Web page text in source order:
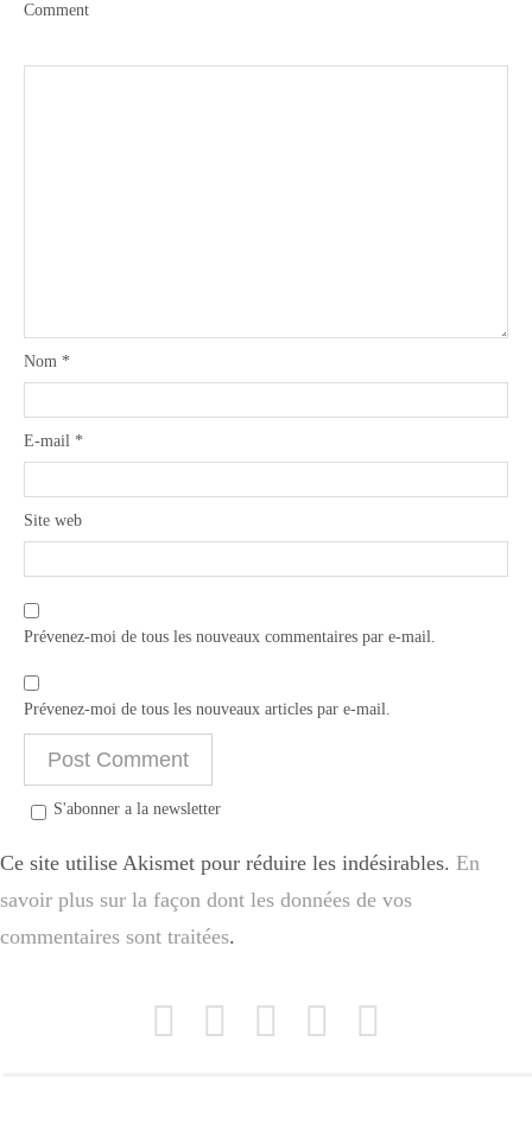
Comment
Nom *
E-mail *
Site web
Prévenez-moi de tous les nouveaux commentaires par e-mail.
Prévenez-moi de tous les nouveaux articles par e-mail.
S'abonner a la newsletter
Ce site utilise Akismet pour réduire les indésirables. En
savoir plus sur la façon dont les données de vos
commentaires sont traitées.